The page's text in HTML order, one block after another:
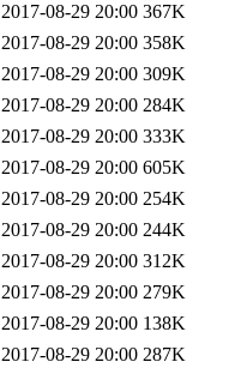
2017-08-29 20:00 367K
2017-08-29 20:00 358K
2017-08-29 20:00 309K
2017-08-29 20:00 284K
2017-08-29 20:00 333K
2017-08-29 20:00 605K
2017-08-29 20:00 254K
2017-08-29 20:00 244K
2017-08-29 20:00 312K
2017-08-29 20:00 279K
2017-08-29 20:00 138K
2017-08-29 20:00 287K